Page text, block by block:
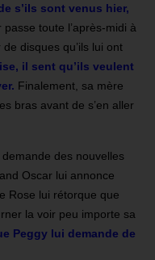
s’ils sont venus hier,
passe toute l’après-midi à
disques qu’ils lui ont
il sent qu’ils veulent
Finalement, sa mère
bras avant de s’en aller
des nouvelles
Oscar lui annonce
Rose lui rétorque que
la voir peu importe sa
Peggy lui demande de